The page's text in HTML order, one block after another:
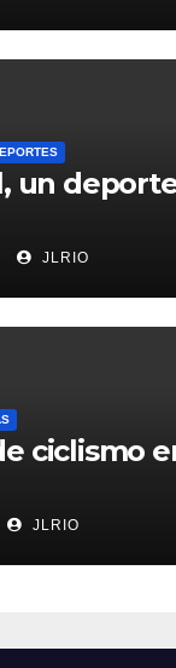
un
JLRIO
ciclismo
JLRIO